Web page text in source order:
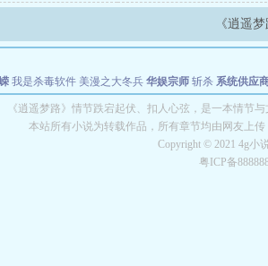
《逍遥
我是杀毒软件 美漫之大冬兵 华娱宗师 斩杀 系统供应
万岁 都市全能巨星 绝对交易 全职武神 位面复制大师 华
长
《逍遥梦路》情节跌宕起伏、扣人心弦，是一本情节
本站所有小说为转载作品，所有章节均由网友上
Copyright © 2021 4g小
粤ICP备